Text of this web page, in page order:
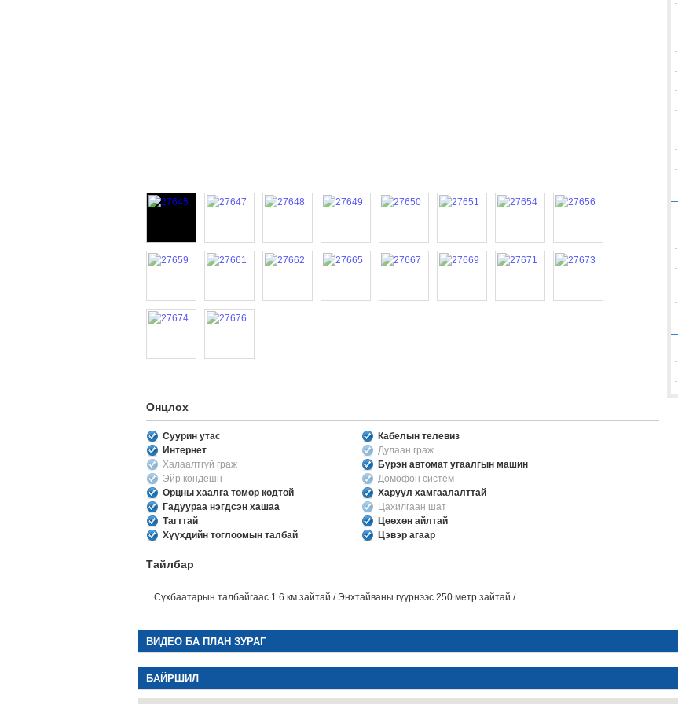
Онцлох
Суурин утас
Кабелын телевиз
Интернет
Дулаан граж
Халаалтгүй граж
Бүрэн автомат угаалгын машин
Эйр кондешн
Домофон систем
Орцны хаалга төмөр кодтой
Харуул хамгаалалттай
Гадуураа нэгдсэн хашаа
Цахилгаан шат
Тагттай
Цөөхөн айлтай
Хүүхдийн тоглоомын талбай
Цэвэр агаар
Тайлбар
Сүхбаатарын талбайгаас 1.6 км зайтай / Энхтайваны гүүрнээс 250 метр зайтай /
ВИДЕО БА ПЛАН ЗУРАГ
БАЙРШИЛ